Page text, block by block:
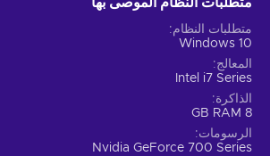
متطلبات النظام الموصى بها
متطلبات النظام
Windows 10
المعالج
Intel i7 Series
الذاكرة
8 GB RAM
الرسومات
Nvidia GeForce 700 Series